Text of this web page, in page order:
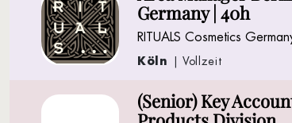
Germany | 40h
RITUALS Cosmetics
Köln | Vollzeit
(Senior) Key